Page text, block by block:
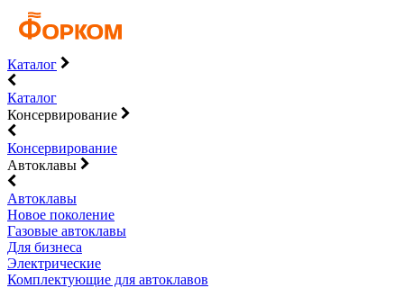
Каталог
Каталог
Консервирование
Консервирование
Автоклавы
Автоклавы
Новое поколение
Газовые автоклавы
Для бизнеса
Электрические
Комплектующие для автоклавов